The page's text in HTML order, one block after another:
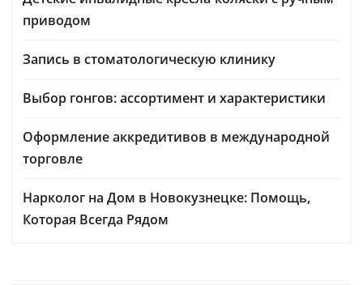
приводом
Запись в стоматологическую клинику
Выбор гонгов: ассортимент и характеристики
Оформление аккредитивов в международной
торговле
Нарколог на Дом в Новокузнецке: Помощь,
Которая Всегда Рядом